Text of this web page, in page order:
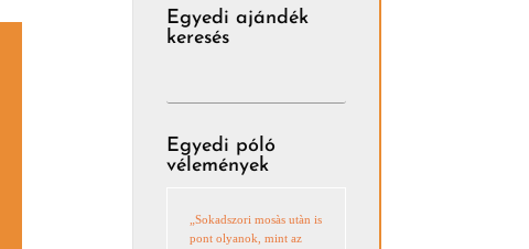
Egyedi ajándék
keresés
Egyedi póló
vélemények
„Sokadszori mosàs utàn is
pont olyanok, mint az